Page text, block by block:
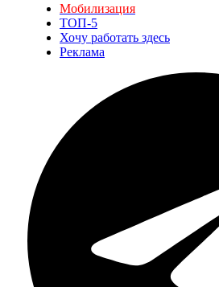
Мобилизация
ТОП-5
Хочу работать здесь
Реклама